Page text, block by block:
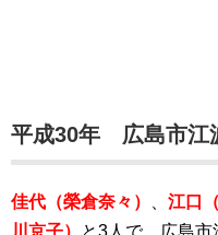
平成30年 広島市江
佳代（榮倉奈々） 江口